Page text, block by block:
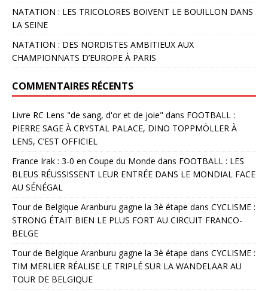
NATATION : LES TRICOLORES BOIVENT LE BOUILLON DANS
LA SEINE
NATATION : DES NORDISTES AMBITIEUX AUX
CHAMPIONNATS D’EUROPE À PARIS
COMMENTAIRES RÉCENTS
Livre RC Lens "de sang, d'or et de joie" dans FOOTBALL :
PIERRE SAGE À CRYSTAL PALACE, DINO TOPPMÖLLER À
LENS, C’EST OFFICIEL
France Irak : 3-0 en Coupe du Monde dans FOOTBALL : LES
BLEUS RÉUSSISSENT LEUR ENTRÉE DANS LE MONDIAL FACE
AU SÉNÉGAL
Tour de Belgique Aranburu gagne la 3è étape dans CYCLISME :
STRONG ÉTAIT BIEN LE PLUS FORT AU CIRCUIT FRANCO-
BELGE
Tour de Belgique Aranburu gagne la 3è étape dans CYCLISME :
TIM MERLIER RÉALISE LE TRIPLÉ SUR LA WANDELAAR AU
TOUR DE BELGIQUE